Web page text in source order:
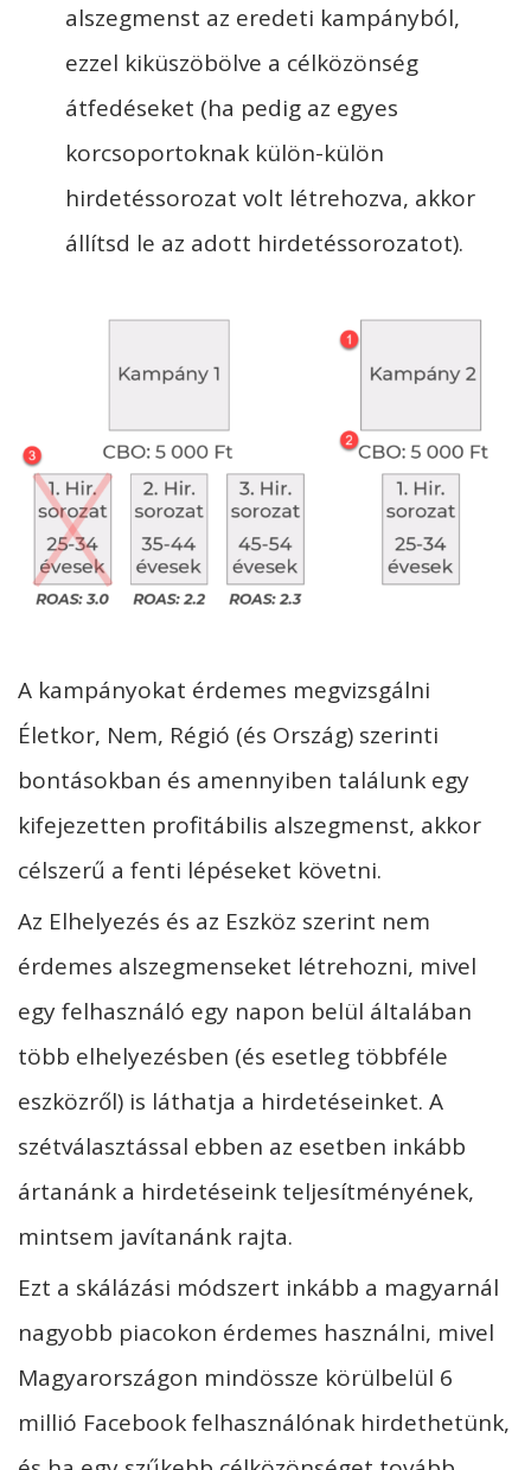
alszegmenst az eredeti kampányból,
ezzel kiküszöbölve a célközönség
átfedéseket (ha pedig az egyes
korcsoportoknak külön-külön
hirdetéssorozat volt létrehozva, akkor
állítsd le az adott hirdetéssorozatot).
A kampányokat érdemes megvizsgálni
Életkor, Nem, Régió (és Ország) szerinti
bontásokban és amennyiben találunk egy
kifejezetten profitábilis alszegmenst, akkor
célszerű a fenti lépéseket követni.
Az Elhelyezés és az Eszköz szerint nem
érdemes alszegmenseket létrehozni, mivel
egy felhasználó egy napon belül általában
több elhelyezésben (és esetleg többféle
eszközről) is láthatja a hirdetéseinket. A
szétválasztással ebben az esetben inkább
ártanánk a hirdetéseink teljesítményének,
mintsem javítanánk rajta.
Ezt a skálázási módszert inkább a magyarnál
nagyobb piacokon érdemes használni, mivel
Magyarországon mindössze körülbelül 6
millió Facebook felhasználónak hirdethetünk,